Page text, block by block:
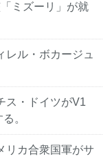
ミズーリ」が就
レル・ボカージュ
ス・ドイツがV1
。
リカ合衆国軍がサ